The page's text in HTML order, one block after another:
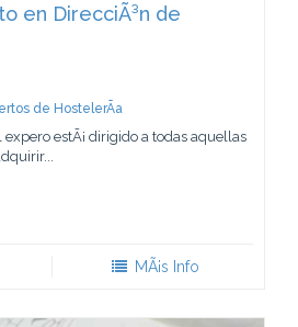
en DirecciÃ³n de
de HostelerÃ­a
expero estÃ¡ dirigido a todas aquellas
MÃ¡s Info